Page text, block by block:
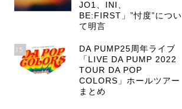
JO1、INI、
BE:FIRST」”忖度”につい
て明言
15
DA PUMP25周年ライブ
「LIVE DA PUMP 2022
TOUR DA POP
COLORS」ホールツアー
まとめ